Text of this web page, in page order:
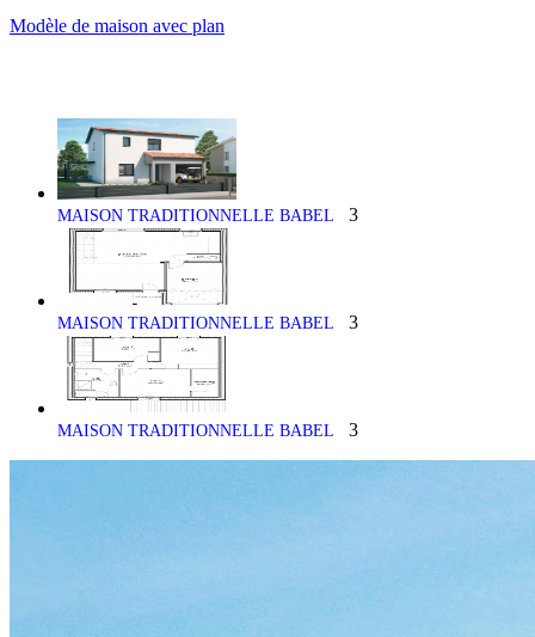
Modèle de maison avec plan
MAISON TRADITIONNELLE BABEL 3
MAISON TRADITIONNELLE BABEL 3
MAISON TRADITIONNELLE BABEL 3